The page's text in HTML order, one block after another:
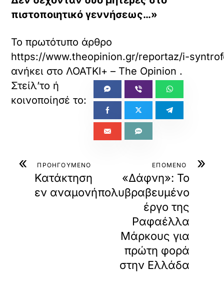
πιστοποιητικό γεννήσεως…»
Το πρωτότυπο άρθρο
https://www.theopinion.gr/reportaz/i-
ανήκει στοΛΟΑΤΚΙ+ – The Opinion .
« ΠΡΟΗΓΟΥΜΕΝΟ
Κατάκτηση
εν αναμονή
»
ΕΠΟΜΕΝΟ
«Δάφνη»: Το
πολυβραβευμένο
έργο της
Ραφαέλλα
Μάρκους για
πρώτη φορά
στην Ελλάδα